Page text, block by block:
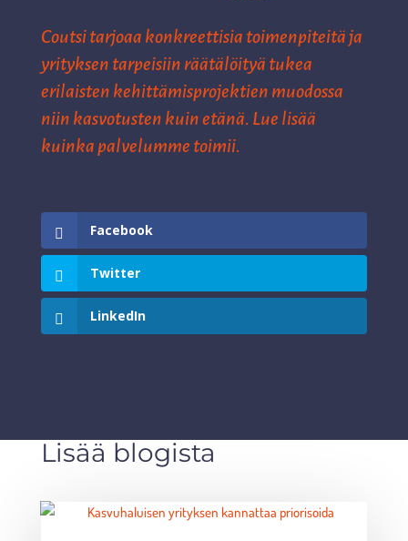
Coutsitarjoaa konkreettisia toimenpiteitä ja
yrityksen tarpeisiin räätälöityä tukea
erilaisten kehittämisprojektien muodossa
niin kasvotusten kuinetänä. Lue lisää
kuinka palvelumme toimii.
Facebook
Twitter
LinkedIn
Lisää blogista